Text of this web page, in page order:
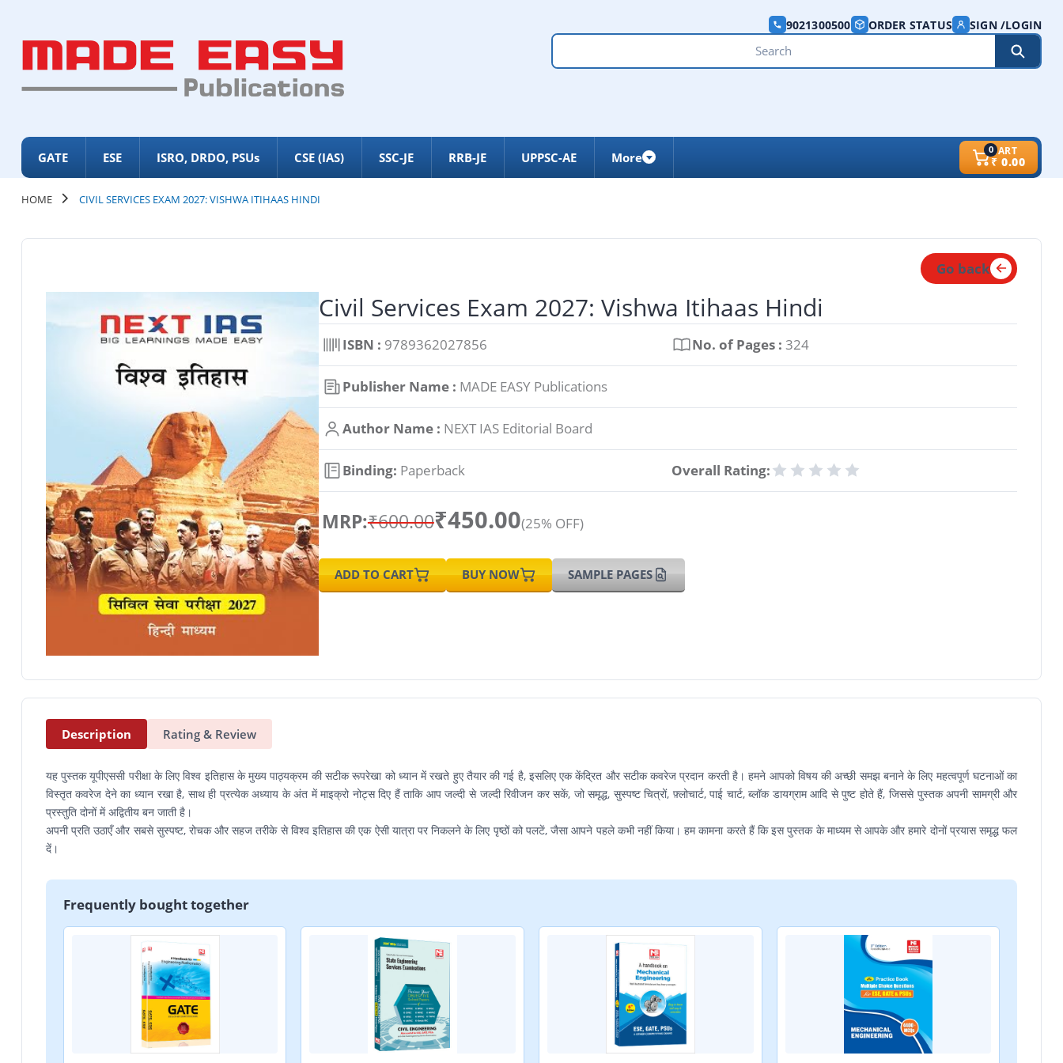
9021300500 ORDER STATUS SIGN /LOGIN
GATE ESE ISRO, DRDO, PSUs CSE (IAS) SSC-JE RRB-JE UPPSC-AE More 0CART
₹ 0.00
HOME CIVIL SERVICES EXAM 2027: VISHWA ITIHAAS HINDI
Go back
Civil Services Exam 2027: Vishwa Itihaas Hindi
ISBN : 9789362027856 No. of Pages : 324
Publisher Name : MADE EASY Publications
Author Name : NEXT IAS Editorial Board
Binding: Paperback Overall Rating:
MRP:₹600.00₹450.00(25% OFF)
ADD TO CART BUY NOW SAMPLE PAGES
Description Rating & Review
यह पुस्तक यूपीएससी परीक्षा के लिए विश्व इतिहास के मुख्य पाठ्यक्रम की सटीक रूपरेखा को ध्यान में रखते हुए तैयार की गई है, इसलिए एक केंद्रित और सटीक कवरेज प्रदान करती है। हमने आपको विषय की अच्छी समझ बनाने के लिए महत्वपूर्ण घटनाओं का
विस्तृत कवरेज देने का ध्यान रखा है, साथ ही प्रत्येक अध्याय के अंत में माइक्रो नोट्स दिए हैं ताकि आप जल्दी से जल्दी रिवीजन कर सकें, जो समृद्ध, सुस्पष्ट चित्रों, फ़्लोचार्ट, पाई चार्ट, ब्लॉक डायग्राम आदि से पुष्ट होते हैं, जिससे पुस्तक अपनी सामग्री और
प्रस्तुति दोनों में अद्वितीय बन जाती है।
अपनी प्रति उठाएँ और सबसे सुस्पष्ट, रोचक और सहज तरीके से विश्व इतिहास की एक ऐसी यात्रा पर निकलने के लिए पृष्ठों को पलटें, जैसा आपने पहले कभी नहीं किया। हम कामना करते हैं कि इस पुस्तक के माध्यम से आपके और हमारे दोनों प्रयास समृद्ध फल
दें।
Frequently bought together